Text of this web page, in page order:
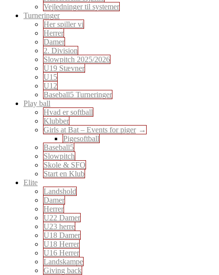
Vejledninger til systemer
Turneringer
Her spiller vi
Herrer
Damer
2. Division
Slowpitch 2025/2026
U19 Stævner
U15
U12
Baseball5 Turneringer
Play ball
Hvad er softball
Klubber
Girls at Bat – Events for piger
Pigesoftball
Baseball5
Slowpitch
Skole & SFO
Start en Klub
Elite
Landshold
Damer
Herrer
U22 Damer
U23 herre
U18 Damer
U18 Herrer
U16 Herrer
Landskampe
Giving back